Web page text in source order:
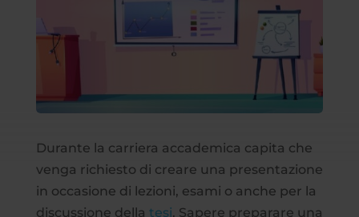
Durante la carriera accademica capita che
venga richiesto di creare una presentazione
in occasione di lezioni, esami o anche per la
discussione della tesi. Sapere preparare una